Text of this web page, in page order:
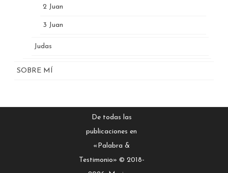
2 Juan
3 Juan
Judas
SOBRE MÍ
De todas las
publicaciones en
«Palabra &
Testimonio» © 2018-